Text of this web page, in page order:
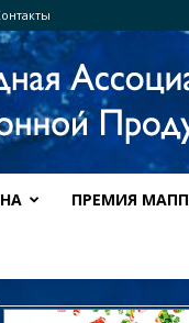
ПРЕМИЯ МАПП